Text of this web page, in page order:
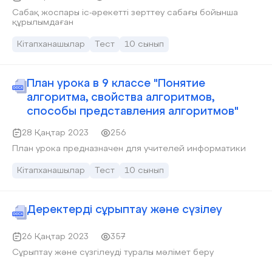
Сабақ жоспары іс-әрекетті зерттеу сабағы бойынша
құрылымдаған
Кітапханашылар Тест 10 сынып
План урока в 9 классе "Понятие
алгоритма, свойства алгоритмов,
способы представления алгоритмов"
28 Қаңтар 2023
256
План урока предназначен для учителей информатики
Кітапханашылар Тест 10 сынып
Деректерді сұрыптау және сүзілеу
26 Қаңтар 2023
357
Сұрыптау және сүзгілеуді туралы мәлімет беру